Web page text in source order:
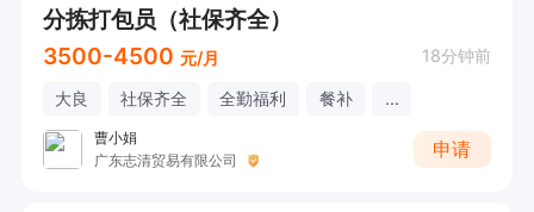
分拣打包员（社保齐全）
3500-4500 元/月 18分钟前
大良 社保齐全 全勤福利 餐补 ...
曹小娟
广东志清贸易有限公司
申请